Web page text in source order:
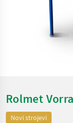
Rolmet
Novi strojevi